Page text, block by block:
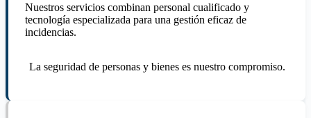
Nuestros servicios combinan personal cualificado y
tecnología especializada para una gestión eficaz de
incidencias.
La seguridad de personas y bienes es nuestro compromiso.